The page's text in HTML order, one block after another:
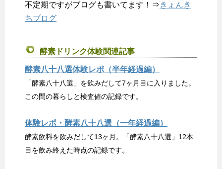
不定期ですがブログも書いてます！⇒きょんき
ちブログ
酵素ドリンク体験関連記事
酵素八十八選体験レポ（半年経過編）
「酵素八十八選」を飲みだして7ヶ月目に入りました。
この間の暮らしと検査値の記録です。
体験レポ・酵素八十八選（一年経過編）
酵素飲料を飲みだして13ヶ月。「酵素八十八選」12本
目を飲み終えた時点の記録です。